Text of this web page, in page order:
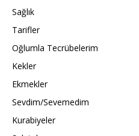
Sağlık
Tarifler
Oğlumla Tecrübelerim
Kekler
Ekmekler
Sevdim/Sevemedim
Kurabiyeler